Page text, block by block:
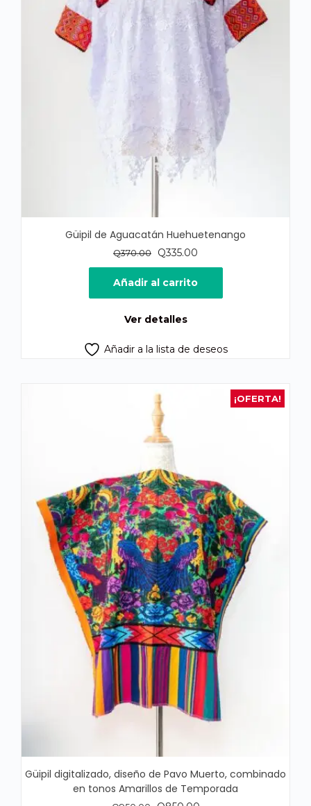
Güipil de Aguacatán Huehuetenango
Q370.00
El
precio
original
era:
Q335.00
precio
actual
es:
Añadir al carrito
Ver detalles
Añadir a la lista de deseos
¡OFERTA!
Güipil digitalizado, diseño de Pavo Muerto, combinado
en tonos Amarillos de Temporada